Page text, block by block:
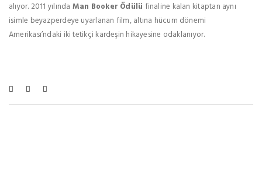
alıyor. 2011 yılında Man Booker Ödülü finaline kalan kitaptan aynı
isimle beyazperdeye uyarlanan film, altına hücum dönemi
Amerikası’ndaki iki tetikçi kardeşin hikayesine odaklanıyor.